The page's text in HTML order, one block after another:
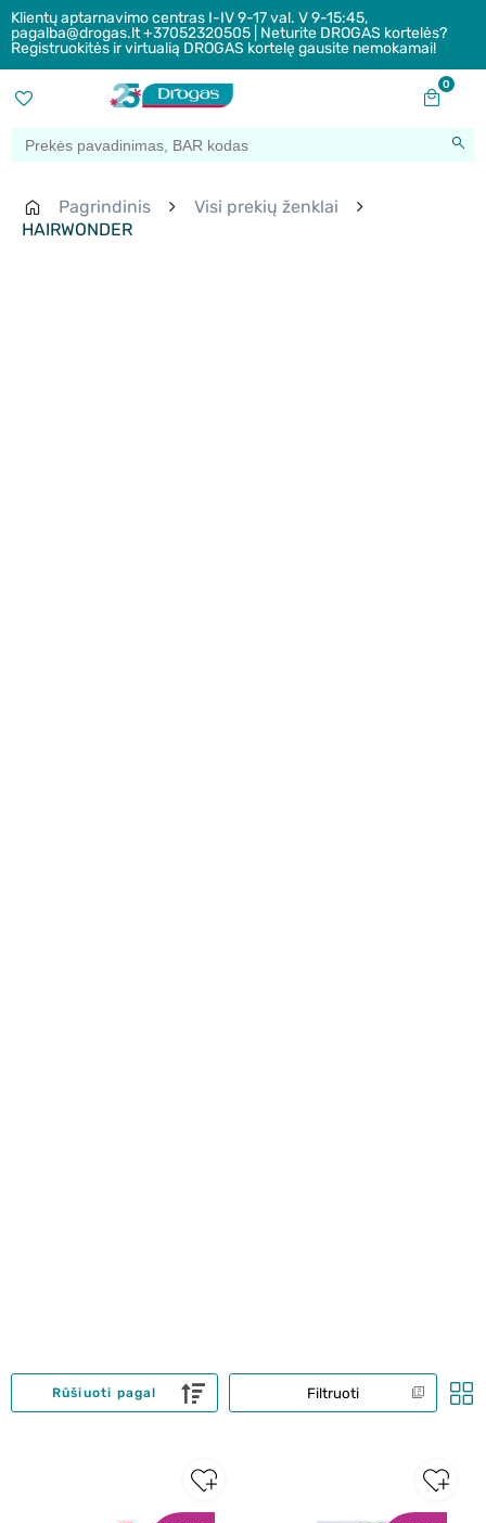
Klientų aptarnavimo centras I-IV 9-17 val. V 9-15:45,
pagalba@drogas.lt +37052320505 | Neturite DROGAS kortelės?
Registruokitės ir virtualią DROGAS kortelę gausite nemokamai!
0
Pagrindinis
Visi prekių ženklai
HAIRWONDER
Filtruoti
Rūšiuoti pagal